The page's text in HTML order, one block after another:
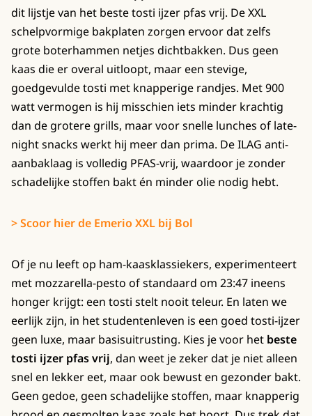
dit lijstje van het beste tosti ijzer pfas vrij. De XXL
schelpvormige bakplaten zorgen ervoor dat zelfs
grote boterhammen netjes dichtbakken. Dus geen
kaas die er overal uitloopt, maar een stevige,
goedgevulde tosti met knapperige randjes. Met 900
watt vermogen is hij misschien iets minder krachtig
dan de grotere grills, maar voor snelle lunches of late-
night snacks werkt hij meer dan prima. De ILAG anti-
aanbaklaag is volledig PFAS-vrij, waardoor je zonder
schadelijke stoffen bakt én minder olie nodig hebt.
> Scoor hier de Emerio XXL bij Bol
Of je nu leeft op ham-kaasklassiekers, experimenteert
met mozzarella-pesto of standaard om 23:47 ineens
honger krijgt: een tosti stelt nooit teleur. En laten we
eerlijk zijn, in het studentenleven is een goed tosti-ijzer
geen luxe, maar basisuitrusting. Kies je voor het beste
tosti ijzer pfas vrij, dan weet je zeker dat je niet alleen
snel en lekker eet, maar ook bewust en gezonder bakt.
Geen gedoe, geen schadelijke stoffen, maar knapperig